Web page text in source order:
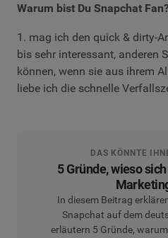
Warum bist Du Snapchat
1. mag ich den quick & dirty-
bis sehr interessant, anderen
können, wenn sie aus ihrem
liebe ich die schnelle
DAS KÖNNTE
5 Gründe, wieso
In diesem Beitrag
Snapchat auf dem
erläutern 5 Gründe,